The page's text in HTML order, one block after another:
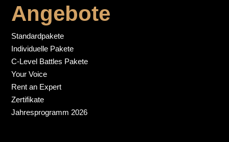
Angebote
Standardpakete
Individuelle Pakete
C-Level Battles Pakete
Your Voice
Rent an Expert
Zertifikate
Jahresprogramm 2026